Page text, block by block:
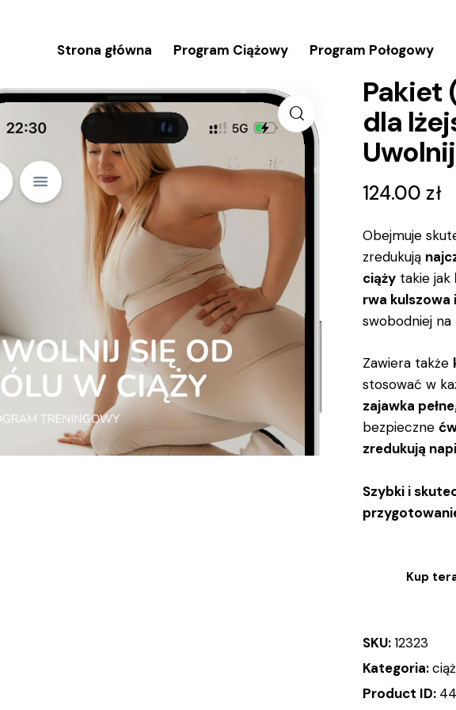
Strona główna Program Ciążowy Program Połogowy
Pakiet
dla
124.00 zł
Obejmuje
zredukują
ciąży takie jak
rwa kulszowa
swobodniej na
Zawiera także
stosować w
zajawka
bezpieczne
zredukują
Szybki i
Kup
SKU:12323
Kategoria:
Product ID: